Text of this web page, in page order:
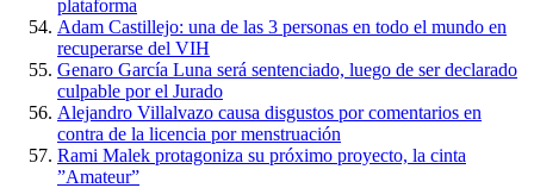
plataforma
Adam Castillejo: una de las 3 personas en todo el mundo en
recuperarse del VIH
Genaro García Luna será sentenciado, luego de ser declarado
culpable por el Jurado
Alejandro Villalvazo causa disgustos por comentarios en
contra de la licencia por menstruación
Rami Malek protagoniza su próximo proyecto, la cinta
”Amateur”